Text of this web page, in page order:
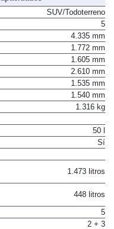
SUV/Todoterreno
5
4.335 mm
1.772 mm
1.605 mm
2.610 mm
1.535 mm
1.540 mm
1.316 kg
50 l
Sí
1.473 litros
448 litros
5
2 + 3